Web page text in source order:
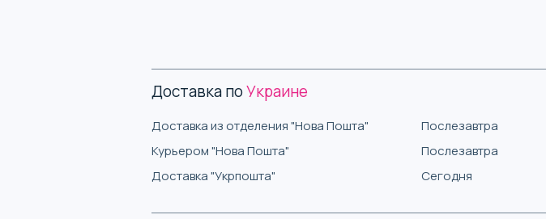
Доставка поУкраине
Доставка из отделения "Нова Пошта" Послезавтра
Курьером "Нова Пошта"
Послезавтра
Доставка "Укрпошта"
Сегодня